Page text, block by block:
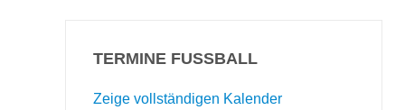
TERMINE FUSSBALL
Zeige vollständigen Kalender